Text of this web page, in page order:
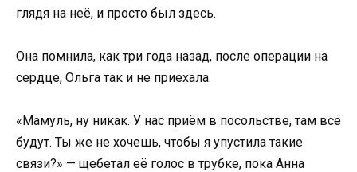
глядя на неё, и просто был здесь.
Она помнила, как три года назад, после операции на
сердце, Ольга так и не приехала.
«Мамуль, ну никак. У нас приём в посольстве, там все
будут. Ты же не хочешь, чтобы я упустила такие
связи?» — щебетал её голос в трубке, пока Анна